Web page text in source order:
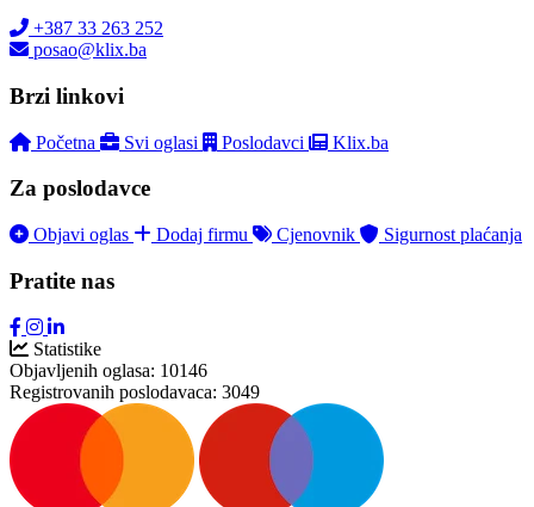
+387 33 263 252
posao@klix.ba
Brzi linkovi
Početna Svi oglasi Poslodavci Klix.ba
Za poslodavce
Objavi oglas Dodaj firmu Cjenovnik Sigurnost plaćanja
Pratite nas
Statistike
Objavljenih oglasa: 10146
Registrovanih poslodavaca: 3049